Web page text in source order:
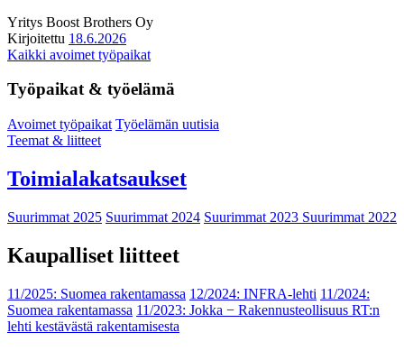
Yritys Boost Brothers Oy
Kirjoitettu 18.6.2026
Kaikki avoimet työpaikat
Työpaikat & työelämä
Avoimet työpaikat Työelämän uutisia
Teemat & liitteet
Toimialakatsaukset
Suurimmat 2025 Suurimmat 2024 Suurimmat 2023 Suurimmat 2022
Kaupalliset liitteet
11/2025: Suomea rakentamassa 12/2024: INFRA-lehti 11/2024:
Suomea rakentamassa 11/2023: Jokka − Rakennusteollisuus RT:n
lehti kestävästä rakentamisesta